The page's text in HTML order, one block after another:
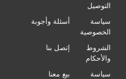
التوصيل
سياسة
الخصوصية
أسئلة وأجوبة
الشروط
والأحكام
إتصل بنا
سياسة بيع معنا